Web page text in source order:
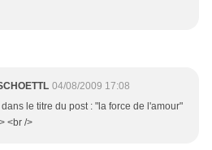
04/08/2009 17:08
le titre du post : "la force de l'amour"
<br />